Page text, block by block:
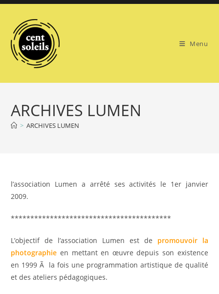
Skip
content
Menu
ARCHIVES LUMEN
> ARCHIVES LUMEN
l’association Lumen a arrêté ses activités le 1er janvier
2009.
*****************************************
L’objectif de l’association Lumen est de promouvoir la
photographie en mettant en œuvre depuis son existence
en 1999 Ã la fois une programmation artistique de qualité
et des ateliers pédagogiques.